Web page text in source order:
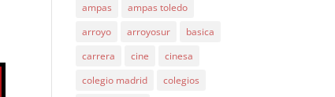
ampas
ampas toledo
arroyo
arroyosur
basica
carrera
cine
cinesa
colegio madrid
colegios